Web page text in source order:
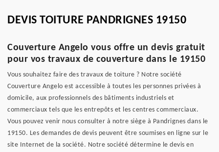
DEVIS TOITURE PANDRIGNES 19150
Couverture Angelo vous offre un devis gratuit
pour vos travaux de couverture dans le 19150
Vous souhaitez faire des travaux de toiture ? Notre société
Couverture Angelo est accessible à toutes les personnes privées à
domicile, aux professionnels des bâtiments industriels et
commerciaux tels que les entrepôts et les centres commerciaux.
Vous pouvez venir nous consulter à notre siège à Pandrignes dans le
19150. Les demandes de devis peuvent être soumises en ligne sur le
site Internet de la société. Notre société détermine le devis en